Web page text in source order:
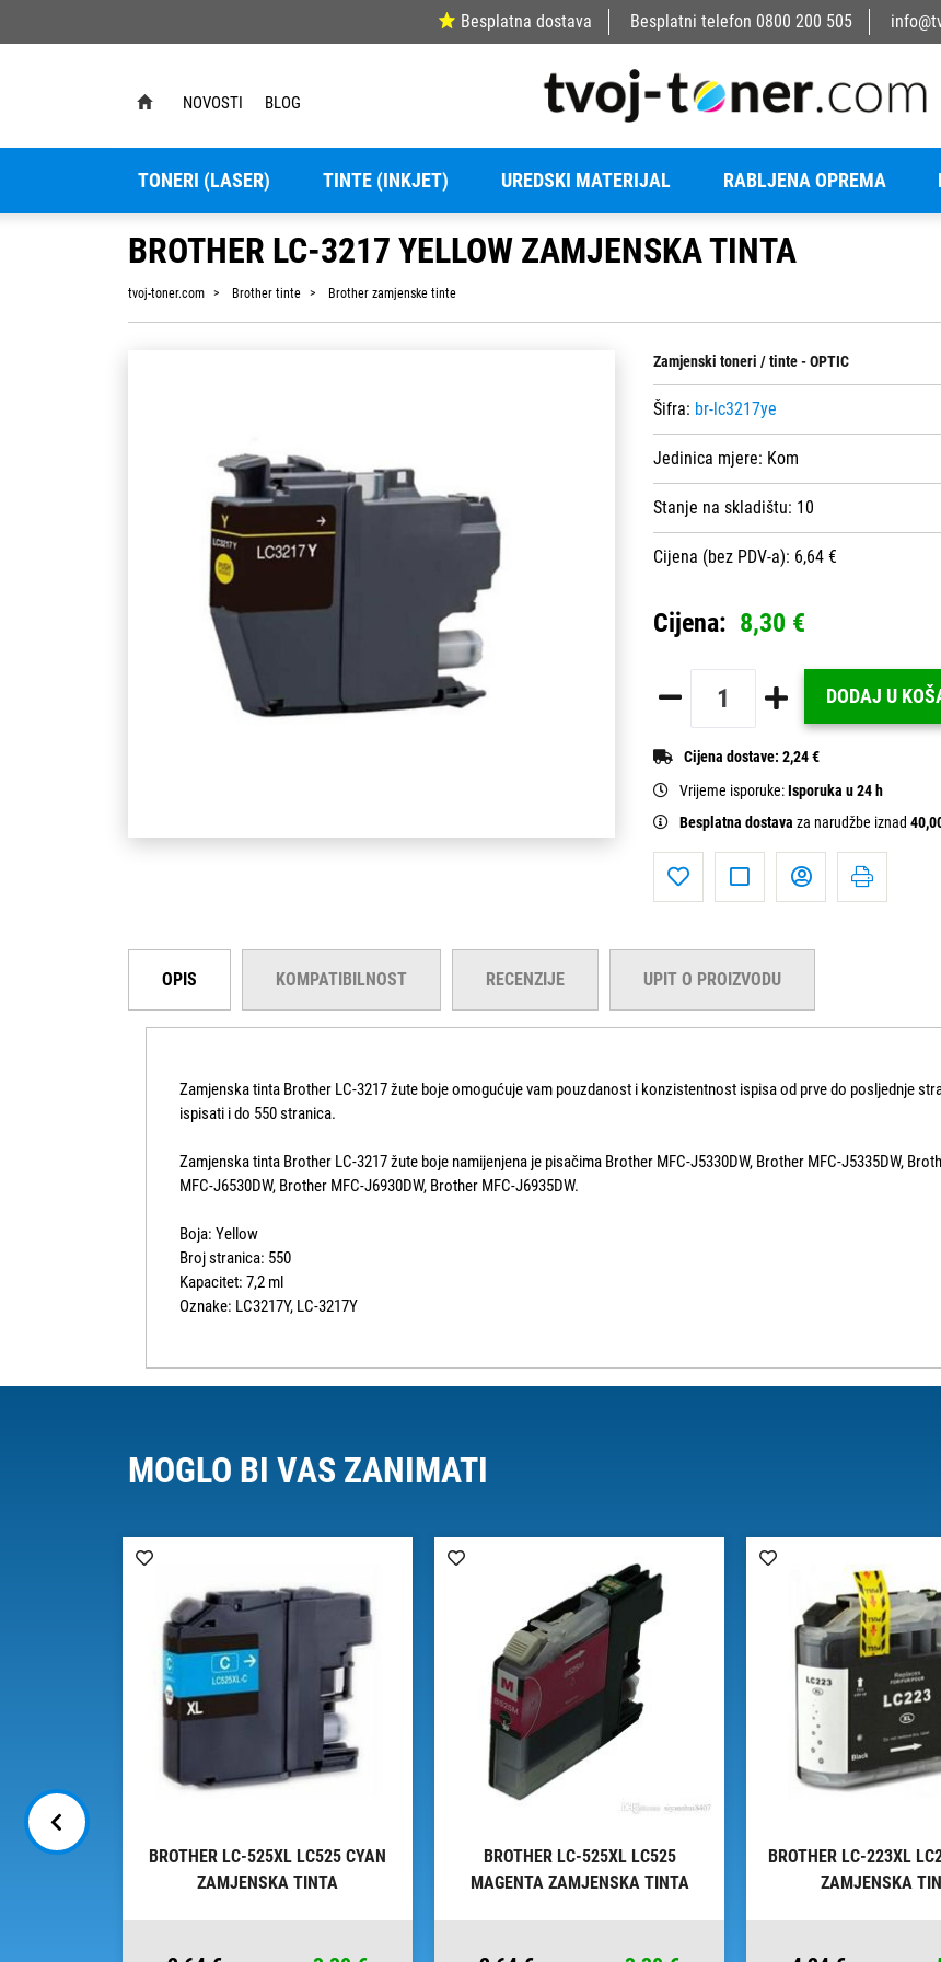
Besplatna dostava Besplatni telefon 0800 200 505
NOVOSTI BLOG
TONERI (LASER) TINTE (INKJET) UREDSKI MATERIJAL RABLJENA OPREMA
BROTHER LC-3217 YELLOW ZAMJENSKA TINTA
tvoj-toner.com Brother tinte Brother zamjenske tinte
Zamjenski toneri / tinte - OPTIC
Šifra: br-lc3217ye
Jedinica mjere: Kom
Stanje na skladištu: 10
Cijena (bez PDV-a): 6,64 €
Cijena: 8,30 €
DODAJ U
Cijena dostave: 2,24 €
Vrijeme isporuke:Isporuka u 24 h
Besplatna dostava za narudžbe iznad
OPIS KOMPATIBILNOST RECENZIJE UPIT O PROIZVODU
Zamjenska tinta Brother LC-3217 žute boje omogućuje vam pouzdanost i konzistentnost ispisa od prve do posljednje
ispisati i do 550 stranica.
Zamjenska tinta Brother LC-3217 žute boje namijenjena je pisačima Brother MFC-J5330DW, Brother MFC-J5335DW,
MFC-J6530DW, Brother MFC-J6930DW, Brother MFC-J6935DW.
Boja: Yellow
Broj stranica: 550
Kapacitet: 7,2 ml
Oznake: LC3217Y, LC-3217Y
MOGLO BI VAS ZANIMATI
BROTHER LC-525XL LC525 CYAN
ZAMJENSKA TINTA
BROTHER LC-525XL LC525
MAGENTA ZAMJENSKA TINTA
BROTHER LC-223XL
ZAMJENSKA